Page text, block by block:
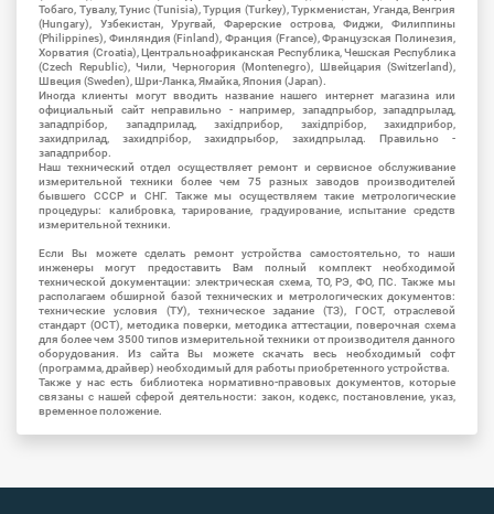
Тобаго, Тувалу, Тунис (Tunisia), Турция (Turkey), Туркменистан, Уганда, Венгрия
(Hungary), Узбекистан, Уругвай, Фарерские острова, Фиджи, Филиппины
(Philippines), Финляндия (Finland), Франция (France), Французская Полинезия,
Хорватия (Croatia), Центральноафриканская Республика, Чешская Республика
(Czech Republic), Чили, Черногория (Montenegro), Швейцария (Switzerland),
Швеция (Sweden), Шри-Ланка, Ямайка, Япония (Japan).
Иногда клиенты могут вводить название нашего интернет магазина или
официальный сайт неправильно - например, западпрыбор, западпрылад,
западпрібор, западприлад, західприбор, західпрібор, захидприбор,
захидприлад, захидпрібор, захидпрыбор, захидпрылад. Правильно -
западприбор.
Наш технический отдел осуществляет ремонт и сервисное обслуживание
измерительной техники более чем 75 разных заводов производителей
бывшего СССР и СНГ. Также мы осуществляем такие метрологические
процедуры: калибровка, тарирование, градуирование, испытание средств
измерительной техники.
Если Вы можете сделать ремонт устройства самостоятельно, то наши
инженеры могут предоставить Вам полный комплект необходимой
технической документации: электрическая схема, ТО, РЭ, ФО, ПС. Также мы
располагаем обширной базой технических и метрологических документов:
технические условия (ТУ), техническое задание (ТЗ), ГОСТ, отраслевой
стандарт (ОСТ), методика поверки, методика аттестации, поверочная схема
для более чем 3500 типов измерительной техники от производителя данного
оборудования. Из сайта Вы можете скачать весь необходимый софт
(программа, драйвер) необходимый для работы приобретенного устройства.
Также у нас есть библиотека нормативно-правовых документов, которые
связаны с нашей сферой деятельности: закон, кодекс, постановление, указ,
временное положение.